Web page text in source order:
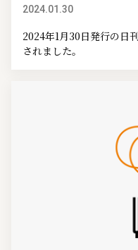
2024.01.30
2024年1月30日発行の日
されました。